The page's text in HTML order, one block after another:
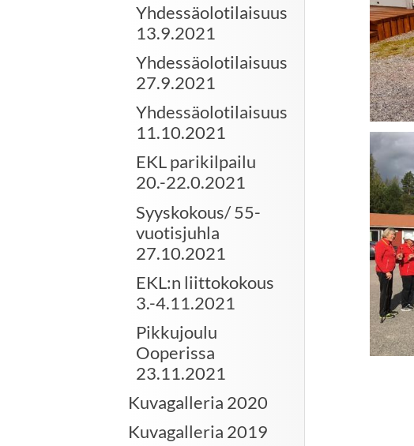
Yhdessäolotilaisuus
13.9.2021
Yhdessäolotilaisuus
27.9.2021
Yhdessäolotilaisuus
11.10.2021
EKL parikilpailu
20.-22.0.2021
Syyskokous/ 55-
vuotisjuhla
27.10.2021
EKL:n liittokokous
3.-4.11.2021
Pikkujoulu
Ooperissa
23.11.2021
Kuvagalleria 2020
Kuvagalleria 2019